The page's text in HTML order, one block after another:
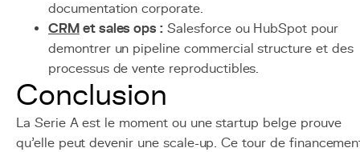
documentation corporate.
CRMet sales ops : Salesforce ou HubSpot pour
demontrer un pipeline commercial structure et des
processus de vente reproductibles.
Conclusion
La Serie A est le moment ou une startup belge prouve
qu'elle peut devenir une scale-up. Ce tour de